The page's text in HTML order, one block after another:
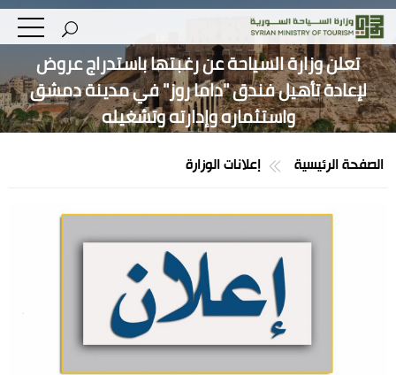
تعلن وزارة السياحة عن رغبتها باستدراج عروض
لإعادة تأهيل فندق "داما روز" في مدينة دمشق
واستثماره وإدارته وتشغيله
الصفحة الرئيسية إعلانات الوزارة